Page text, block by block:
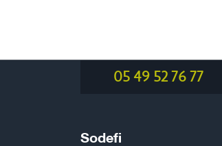
05 49 52 76 77
Sodefi